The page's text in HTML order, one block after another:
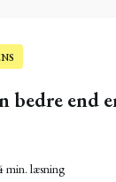
bedre end
min. læsning